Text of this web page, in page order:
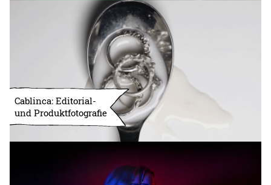
Cablinca: Editorial-
und Produktfotografie